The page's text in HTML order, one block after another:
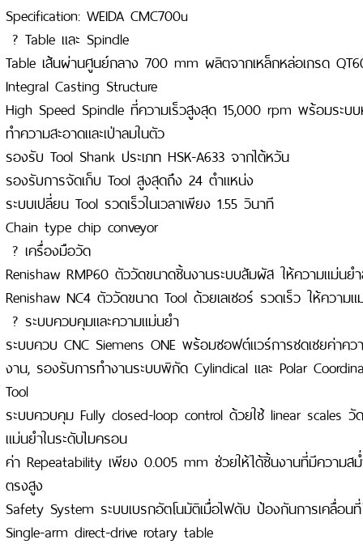
Specification: WEIDA CMC700u
? Table และ Spindle
Table เส้นผ่านศูนย์กลาง 700 mm ผลิตจากเหล็กหล่อเกรด
Integral Casting Structure
High Speed Spindle ที่ความเร็วสูงสุด 15,000 rpm พร้อมระบ
ทำความสะอาดและเป่าลมในตัว
รองรับ Tool Shank ประเภท HSK-A633 จากไต้หวัน
รองรับการจัดเก็บ Tool สูงสุดถึง 24 ตำแหน่ง
ระบบเปลี่ยน Tool รวดเร็วในเวลาเพียง 1.55 วินาที
Chain type chip conveyor
? เครื่องมือวัด
Renishaw RMP60 ตัววัดขนาดชิ้นงานระบบสัมผัส ให้ความแม่นย
Renishaw NC4 ตัววัดขนาด Tool ด้วยเลเซอร์ รวดเร็ว ให้ความ
? ระบบควบคุมและความแม่นยำ
ระบบควบ CNC Siemens ONE พร้อมซอฟต์แวร์การชดเชยค่าคว
งาน, รองรับการทำงานระบบพิกัด Cylindical และ Polar
Tool
ระบบควบคุม Fully closed-loop control ด้วยใช้ linear scales
แม่นยำในระดับไมครอน
ค่า Repeatability เพียง 0.005 mm ช่วยให้ได้ชิ้นงานที่มีความสม่
ตรงสูง
Safety System ระบบเบรกอัตโนมัติเมื่อไฟดับ ป้องกันการเคลื่อนที่
Single-arm direct-drive rotary table